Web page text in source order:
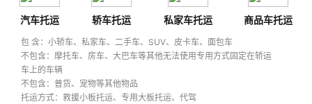
汽车托运 轿车托运 私家车托运 商品车托运
包 含：小轿车、私家车、二手车、SUV、皮卡车、面包车
不包含：摩托车、房车、大巴车等其他无法使用专用方式固定在轿运
车上的车辆
不包含：普货、宠物等其他物品
托运方式：救援小板托运、专用大板托运、代驾